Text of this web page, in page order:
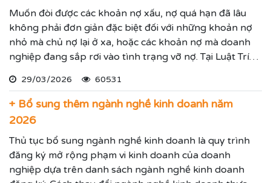
Muốn đòi được các khoản nợ xấu, nợ quá hạn đã lâu
không phải đơn giản đặc biệt đối với những khoản nợ
nhỏ mà chủ nợ lại ở xa, hoặc các khoản nợ mà doanh
nghiệp đang sắp rơi vào tình trạng vỡ nợ. Tại Luật Trí
quyết các tranh chấp kinh tế hiệu quả đảm bảo sẽ giúp
thực hiện các yêu cầu mà Quý vị đưa ra.
29/03/2026 60531
+ Bổ sung thêm ngành nghề kinh doanh năm
2026
Thủ tục bổ sung ngành nghề kinh doanh là quy trình
đăng ký mở rộng phạm vi kinh doanh của doanh
nghiệp dựa trên danh sách ngành nghề kinh doanh